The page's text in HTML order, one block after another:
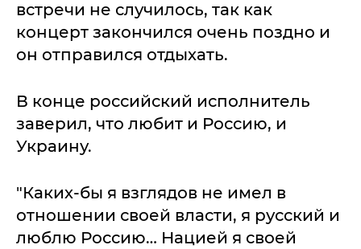
встречи не случилось, так как
концерт закончился очень поздно и
он отправился отдыхать.
В конце российский исполнитель
заверил, что любит и Россию, и
Украину.
"Каких-бы я взглядов не имел в
отношении своей власти, я русский и
люблю Россию… Нацией я своей